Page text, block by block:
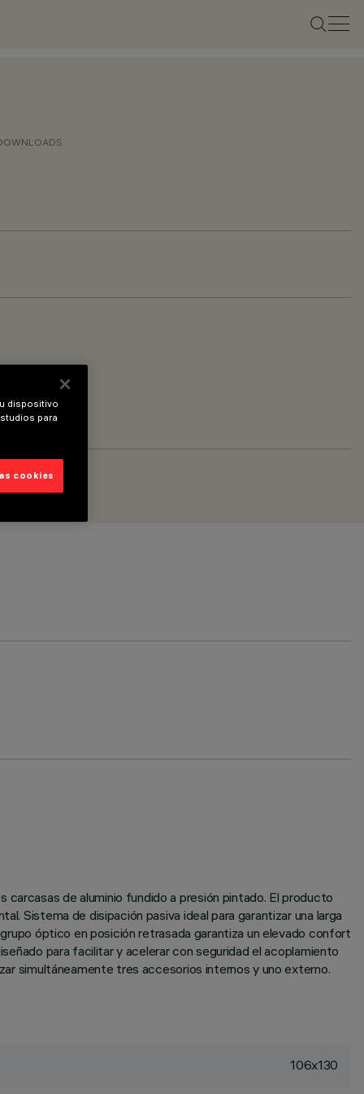
de aluminio fundido a presión pintado. El producto
Sistema de disipación pasiva ideal para garantizar una larga
óptico en posición retrasada garantiza un elevado confort
para facilitar y acelerar con seguridad el acoplamiento
simultáneamente tres accesorios internos y uno externo.
106x130
dispositivo
para
cookies